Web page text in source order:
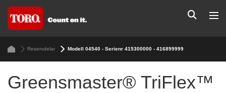
Reservdelar Modell 04540 - Serienr 415300000 - 416899999
Greensmaster® TriFlex™